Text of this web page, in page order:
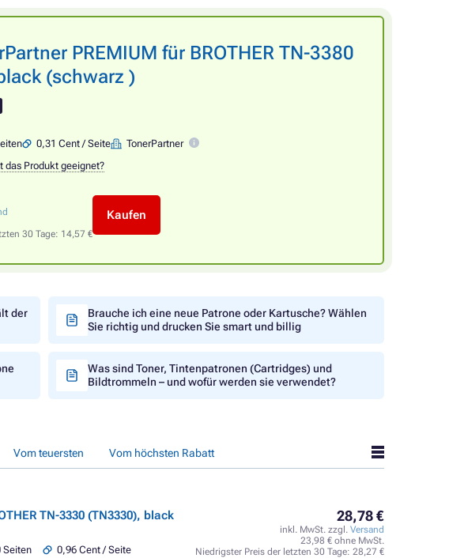
PREMIUM für BROTHER TN-3380
(schwarz )
0,31 Cent / Seite
TonerPartner
das Produkt geeignet?
30 Tage: 14,57 €
Kaufen
der
Brauche ich eine neue Patrone oder Kartusche? Wählen
Sie richtig und drucken Sie smart und billig
Was sind Toner, Tintenpatronen (Cartridges) und
Bildtrommeln – und wofür werden sie verwendet?
Vom teuersten Vom höchsten Rabatt
TN-3330 (TN3330), black
Seiten
0,96 Cent / Seite
28,78 €
inkl. MwSt. zzgl. Versand
23,98 € ohne MwSt.
Niedrigster Preis der letzten 30 Tage: 28,27 €